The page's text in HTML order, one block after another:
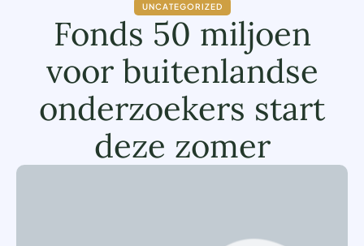
UNCATEGORIZED
Fonds 50 miljoen
voor buitenlandse
onderzoekers start
deze zomer